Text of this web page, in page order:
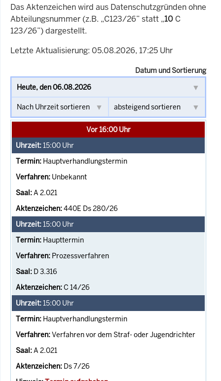
Das Aktenzeichen wird aus Datenschutzgründen ohne
Abteilungsnummer (z.B. „C123/26” statt „10 C
123/26”) dargestellt.
Letzte Aktualisierung: 05.08.2026, 17:25 Uhr
Datum und Sortierung
Vor 16:00 Uhr
15:00 Uhr
Hauptverhandlungstermin
Unbekannt
A 2.021
440E Ds 280/26
15:00 Uhr
Haupttermin
Prozessverfahren
D 3.316
C 14/26
15:00 Uhr
Hauptverhandlungstermin
Verfahren vor dem Straf- oder Jugendrichter
A 2.021
Ds 7/26